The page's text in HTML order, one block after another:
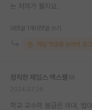
재팬라운지 🌸
는 저의가 뭘지요.
대댓글 1개 대댓글 쓰기
해당 댓글을 보려면 로
정직한 제임스 맥스웰
학교 교수의 봉급은 의대, 법